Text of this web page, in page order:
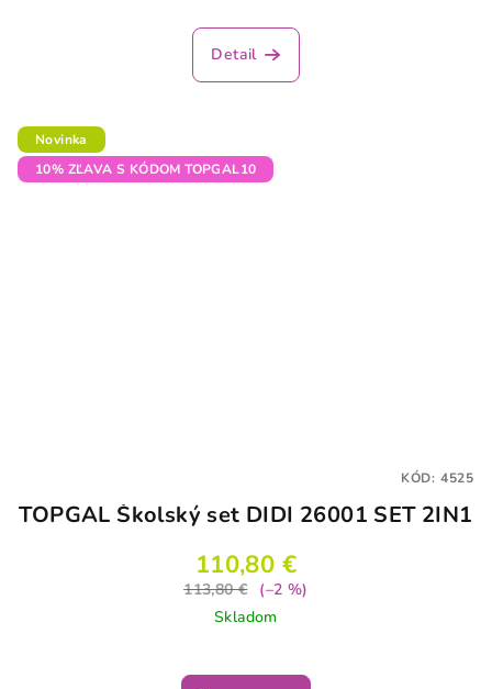
Detail
Novinka
10% ZĽAVA S KÓDOM TOPGAL10
TOPGAL Školský set DIDI 26001 SET 2IN1
110,80 €
113,80 €
(–2 %)
Skladom
KÓD: 4525